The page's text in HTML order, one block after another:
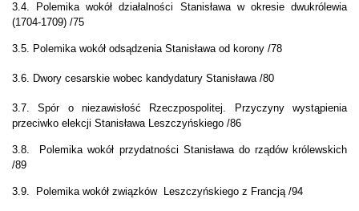
3.4.
Polemika wokół działalności Stanisława w okresie dwukrólewia
(1704-1709) /75
3.5. Polemika wokół odsądzenia Stanisława od korony /78
3.6. Dwory cesarskie wobec kandydatury Stanisława /80
3.7. Spór o niezawisłość Rzeczpospolitej. Przyczyny wystąpienia
przeciwko elekcji Stanisława Leszczyńskiego /86
3.8.
Polemika wokół przydatności Stanisława do rządów królewskich
/89
3.9. Polemika wokół związków Leszczyńskiego z Francją /94